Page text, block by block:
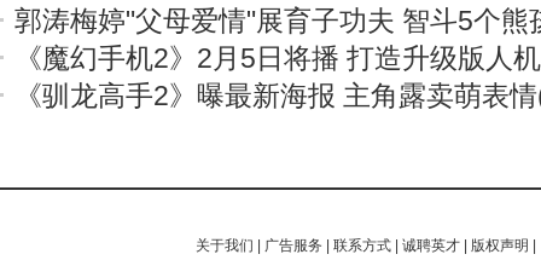
郭涛梅婷"父母爱情"展育子功夫 智斗5个熊
《魔幻手机2》2月5日将播 打造升级版人
《驯龙高手2》曝最新海报 主角露卖萌表
关于我们 广告服务 |联系方式 |诚聘英才 版权声明